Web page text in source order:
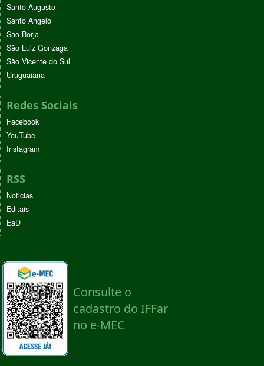
Santo Augusto
Santo Ângelo
São Borja
São Luiz Gonzaga
São Vicente do Sul
Uruguaiana
Redes Sociais
Facebook
YouTube
Instagram
RSS
Noticias
Editais
EaD